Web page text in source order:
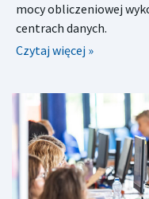
mocy obliczeniowej
centrach danych.
Czytaj więcej »